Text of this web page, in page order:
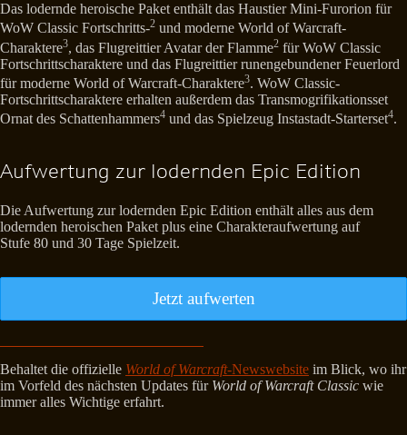
Das lodernde heroische Paket enthält das Haustier Mini-Furorion für
WoW Classic Fortschritts-2 und moderne World of Warcraft-
Charaktere3, das Flugreittier Avatar der Flamme2 für WoW Classic
Fortschrittscharaktere und das Flugreittier runengebundener Feuerlord
für moderne World of Warcraft-Charaktere3. WoW Classic-
Fortschrittscharaktere erhalten außerdem das Transmogrifikationsset
Ornat des Schattenhammers4 und das Spielzeug Instastadt-Starterset4.
Aufwertung zur lodernden Epic Edition
Die Aufwertung zur lodernden Epic Edition enthält alles aus dem
lodernden heroischen Paket plus eine Charakteraufwertung auf
Stufe 80 und 30 Tage Spielzeit.
Jetzt aufwerten
Behaltet die offizielle World of Warcraft-Newswebsite im Blick, wo ihr
im Vorfeld des nächsten Updates für World of Warcraft Classic wie
immer alles Wichtige erfahrt.